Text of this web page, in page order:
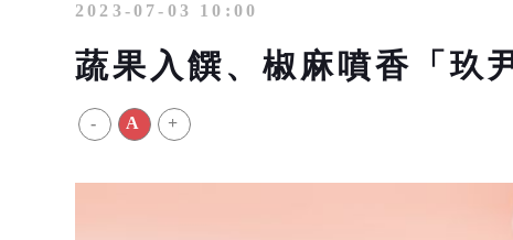
2023-07-03 10:00
蔬果入饌、椒麻噴香「玖
- A +